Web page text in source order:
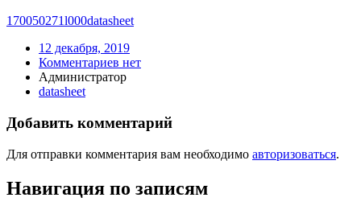
170050271l000datasheet
12 декабря, 2019
Комментариев нет
Администратор
datasheet
Добавить комментарий
Для отправки комментария вам необходимо авторизоваться.
Навигация по записям